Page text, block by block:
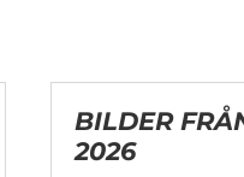
BILDER
2026